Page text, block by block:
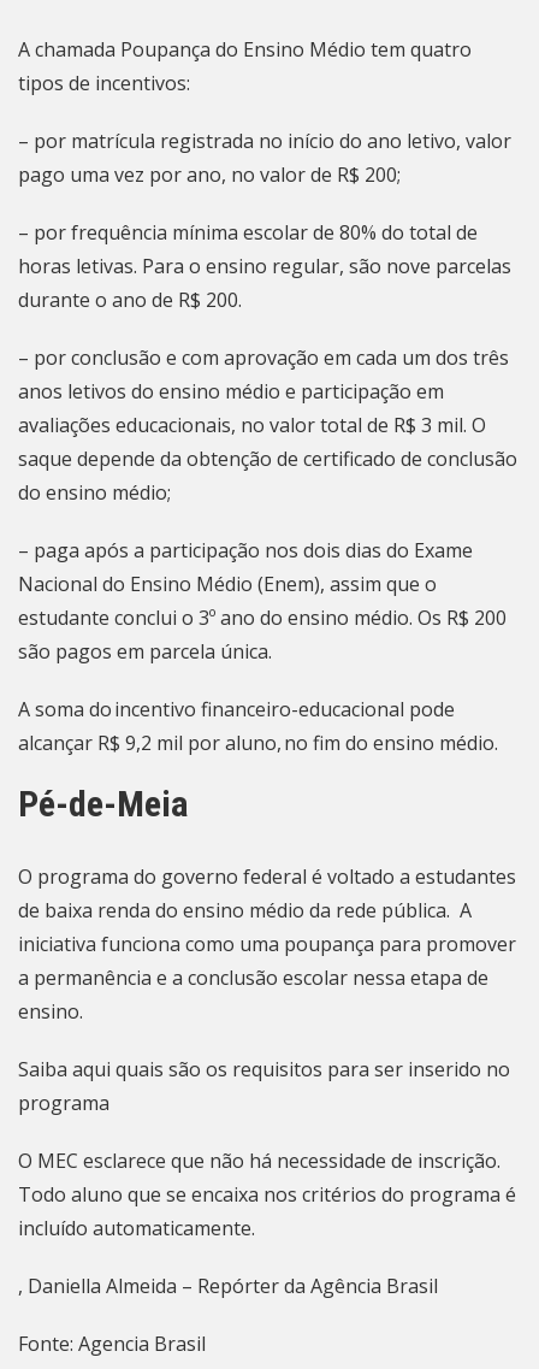
A chamada Poupança do Ensino Médio tem quatro
tipos de incentivos:
– por matrícula registrada no início do ano letivo, valor
pago uma vez por ano, no valor de R$ 200;
– por frequência mínima escolar de 80% do total de
horas letivas. Para o ensino regular, são nove parcelas
durante o ano de R$ 200.
– por conclusão e com aprovação em cada um dos três
anos letivos do ensino médio e participação em
avaliações educacionais, no valor total de R$ 3 mil. O
saque depende da obtenção de certificado de conclusão
do ensino médio;
– paga após a participação nos dois dias do Exame
Nacional do Ensino Médio (Enem), assim que o
estudante conclui o 3º ano do ensino médio. Os R$ 200
são pagos em parcela única.
A soma do incentivo financeiro-educacional pode
alcançar R$ 9,2 mil por aluno, no fim do ensino médio.
Pé-de-Meia
O programa do governo federal é voltado a estudantes
de baixa renda do ensino médio da rede pública. A
iniciativa funciona como uma poupança para promover
a permanência e a conclusão escolar nessa etapa de
ensino.
Saiba aqui quais são os requisitos para ser inserido no
programa
O MEC esclarece que não há necessidade de inscrição.
Todo aluno que se encaixa nos critérios do programa é
incluído automaticamente.
, Daniella Almeida – Repórter da Agência Brasil
Fonte: Agencia Brasil